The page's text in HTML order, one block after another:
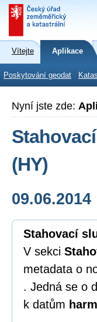
Vítejte Aplikace
Poskytování geodat
Nyní jste zde:
(HY)
09.06.2014
Stahovací
V sekci
metadata o
. Jedná se o
k datům